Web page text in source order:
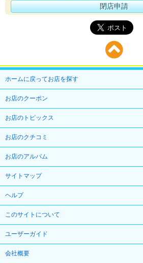
閉店申請
ホームに戻ってお店を探す
お店のクーポン
お店のトピックス
お店のクチコミ
お店のアルバム
サイトマップ
ヘルプ
このサイトについて
ユーザーガイド
会社概要